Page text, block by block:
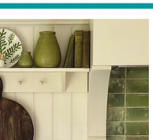
cotillear en una cocina despejadacon
se hacía la
en los pueblos?
al nivel del mar, tapamos fachadas
de las delicadas limpiezas forenses